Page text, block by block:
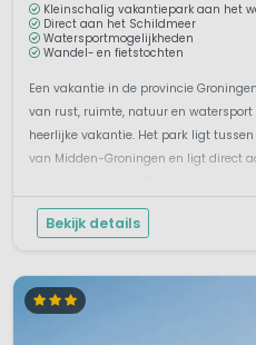
Kleinschalig vakantiepark aan het
Direct aan het Schildmeer
Watersportmogelijkheden
Wandel- en fietstochten
Een vakantie in de provincie
van rust, ruimte, natuur en
heerlijke vakantie. Het park ligt
van Midden-Groningen en ligt direct
Bekijk details